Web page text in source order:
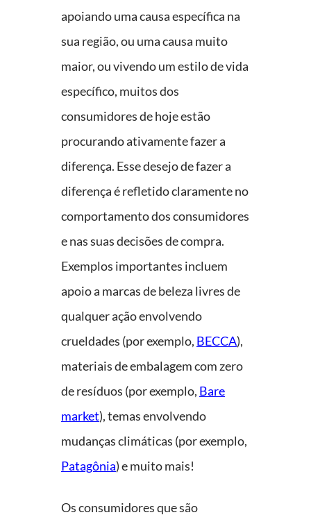
apoiando uma causa específica na
sua região, ou uma causa muito
maior, ou vivendo um estilo de vida
específico, muitos dos
consumidores de hoje estão
procurando ativamente fazer a
diferença. Esse desejo de fazer a
diferença é refletido claramente no
comportamento dos consumidores
e nas suas decisões de compra.
Exemplos importantes incluem
apoio a marcas de beleza livres de
qualquer ação envolvendo
crueldades (por exemplo, BECCA),
materiais de embalagem com zero
de resíduos (por exemplo, Bare
market), temas envolvendo
mudanças climáticas (por exemplo,
Patagônia) e muito mais!
Os consumidores que são